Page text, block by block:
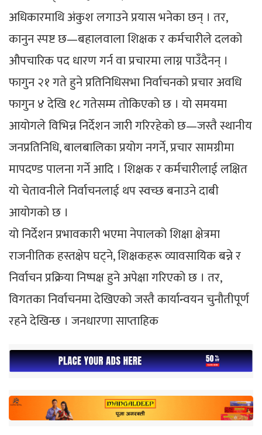
अधिकारमाथि अंकुश लगाउने प्रयास भनेका छन् । तर,
कानुन स्पष्ट छ—बहालवाला शिक्षक र कर्मचारीले दलको
औपचारिक पद धारण गर्न वा प्रचारमा लाग्न पाउँदैनन् ।
फागुन २१ गते हुने प्रतिनिधिसभा निर्वाचनको प्रचार अवधि
फागुन ४ देखि १८ गतेसम्म तोकिएको छ । यो समयमा
आयोगले विभिन्न निर्देशन जारी गरिरहेको छ—जस्तै स्थानीय
जनप्रतिनिधि, बालबालिका प्रयोग नगर्ने, प्रचार सामग्रीमा
मापदण्ड पालना गर्ने आदि । शिक्षक र कर्मचारीलाई लक्षित
यो चेतावनीले निर्वाचनलाई थप स्वच्छ बनाउने दाबी
आयोगको छ ।
यो निर्देशन प्रभावकारी भएमा नेपालको शिक्षा क्षेत्रमा
राजनीतिक हस्तक्षेप घट्ने, शिक्षकहरू व्यावसायिक बन्ने र
निर्वाचन प्रक्रिया निष्पक्ष हुने अपेक्षा गरिएको छ । तर,
विगतका निर्वाचनमा देखिएको जस्तै कार्यान्वयन चुनौतीपूर्ण
रहने देखिन्छ । जनधारणा साप्ताहिक